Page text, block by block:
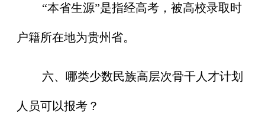
“本省生源”是指经高考，被高校录取时
户籍所在地为贵州省。
六、哪类少数民族高层次骨干人才计划
人员可以报考？